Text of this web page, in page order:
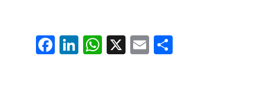
Fa
ce
Li
nk
W
ha
X E
m
Pa
rt